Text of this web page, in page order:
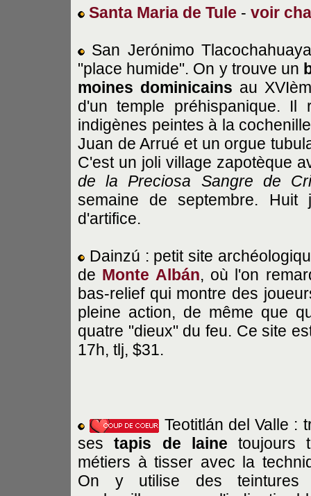
Santa Maria de Tule - voir
San Jerónimo
"place humide". On y trouve un
moines dominicains au
d'un temple préhispanique.
indigènes peintes à la
Juan de Arrué et un orgue
C'est un joli village zapotèque
de la Preciosa Sangre de
semaine de septembre.
d'artifice.
Dainzú : petit site
de Monte Albán, où l'on
bas-relief qui montre des
pleine action, de même que
quatre "dieux" du feu. Ce site
17h, tlj, $31.
Teotitlán del Valle :
sestapis de laine toujours
métiers à tisser avec la
On y utilise des teintures